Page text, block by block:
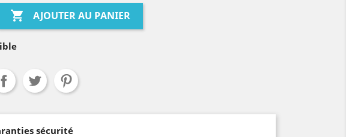
 AJOUTER AU PANIER
sécurité